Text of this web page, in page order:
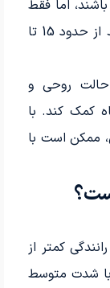
اما فقط
برای مدت کوتاه زیرا این اثر تقویتی بعد از حدود 15 تا
حالت روحی و
کمک کند. با
ممکن است با
کمتر از
شدت متوسط